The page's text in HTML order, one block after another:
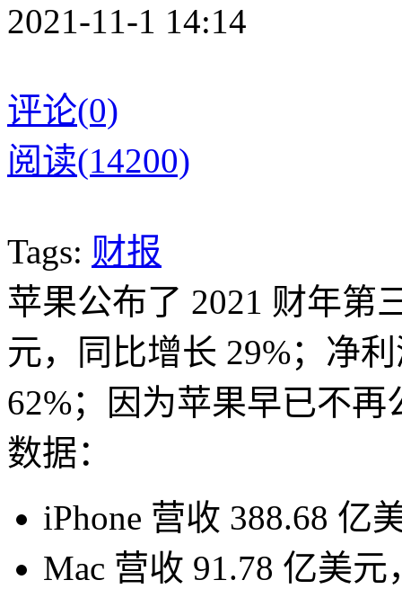
2021-11-1 14:14
评论(0)
阅读(14200)
Tags: 财报
苹果公布了 2021 财年第
元，同比增长 29%；净
62%；因为苹果早已不
数据：
iPhone 营收 388.68 亿
Mac 营收 91.78 亿美